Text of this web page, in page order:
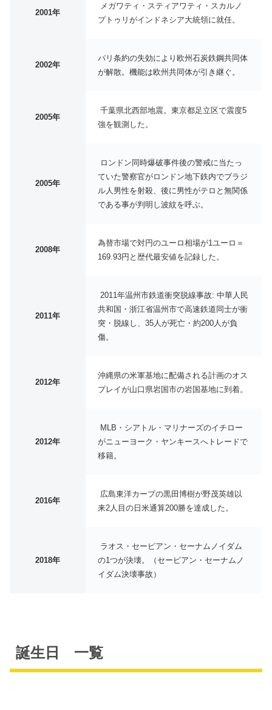
2001年
メガワティ・スティアワティ・スカルノ
プトゥリがインドネシア大統領に就任。
2002年
パリ条約の失効により欧州石炭鉄鋼共同体
が解散。機能は欧州共同体が引き継ぐ。
2005年
千葉県北西部地震。東京都足立区で震度5
強を観測した。
2005年
ロンドン同時爆破事件後の警戒に当たっ
ていた警察官がロンドン地下鉄内でブラジ
ル人男性を射殺、後に男性がテロと無関係
である事が判明し波紋を呼ぶ。
2008年
為替市場で対円のユーロ相場が1ユーロ＝
169.93円と歴代最安値を記録した。
2011年
2011年温州市鉄道衝突脱線事故: 中華人民
共和国・浙江省温州市で高速鉄道同士が衝
突・脱線し、35人が死亡・約200人が負
傷。
2012年
沖縄県の米軍基地に配備される計画のオス
プレイが山口県岩国市の岩国基地に到着。
2012年
MLB・シアトル・マリナーズのイチロー
がニューヨーク・ヤンキースへトレードで
移籍。
2016年
広島東洋カープの黒田博樹が野茂英雄以
来2人目の日米通算200勝を達成した。
2018年
ラオス・セーピアン・セーナムノイダム
の1つが決壊。（セーピアン・セーナムノ
イダム決壊事故）
誕生日 一覧